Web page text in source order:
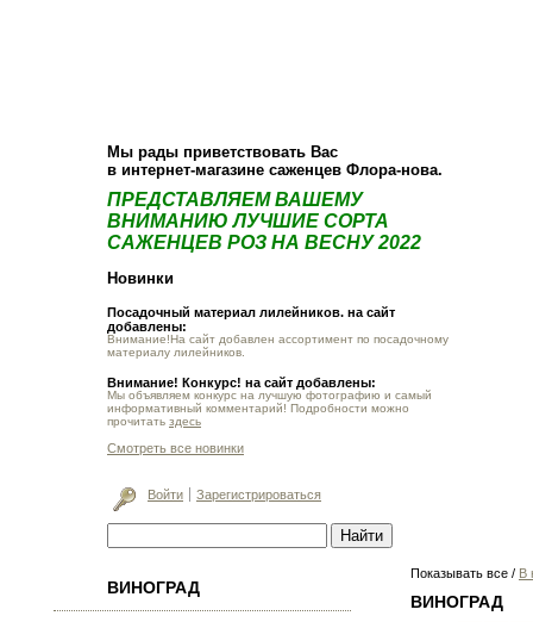
Мы рады приветствовать Вас
в интернет-магазине саженцев Флора-нова.
ПРЕДСТАВЛЯЕМ ВАШЕМУ
ВНИМАНИЮ ЛУЧШИЕ СОРТА
САЖЕНЦЕВ РОЗ НА ВЕСНУ 2022
Новинки
Посадочный материал лилейников. на сайт
добавлены:
Внимание!На сайт добавлен ассортимент по посадочному
материалу лилейников.
Внимание! Конкурс! на сайт добавлены:
Мы объявляем конкурс на лучшую фотографию и самый
информативный комментарий! Подробности можно
прочитать здесь
Смотреть все новинки
Войти Зарегистрироваться
ВИНОГРАД
Показывать все / В
ВИНОГРАД